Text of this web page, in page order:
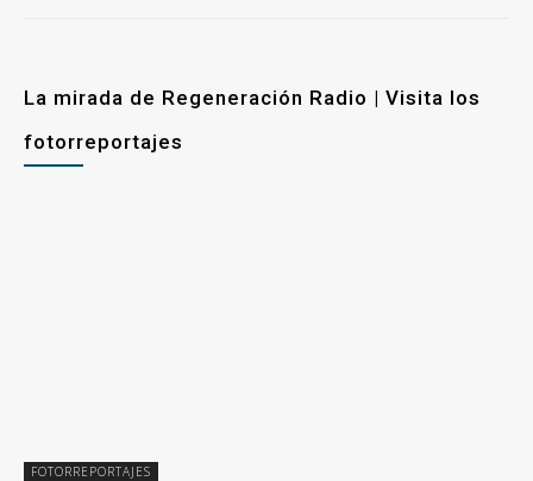
La mirada de Regeneración Radio | Visita los
fotorreportajes
FOTORREPORTAJES